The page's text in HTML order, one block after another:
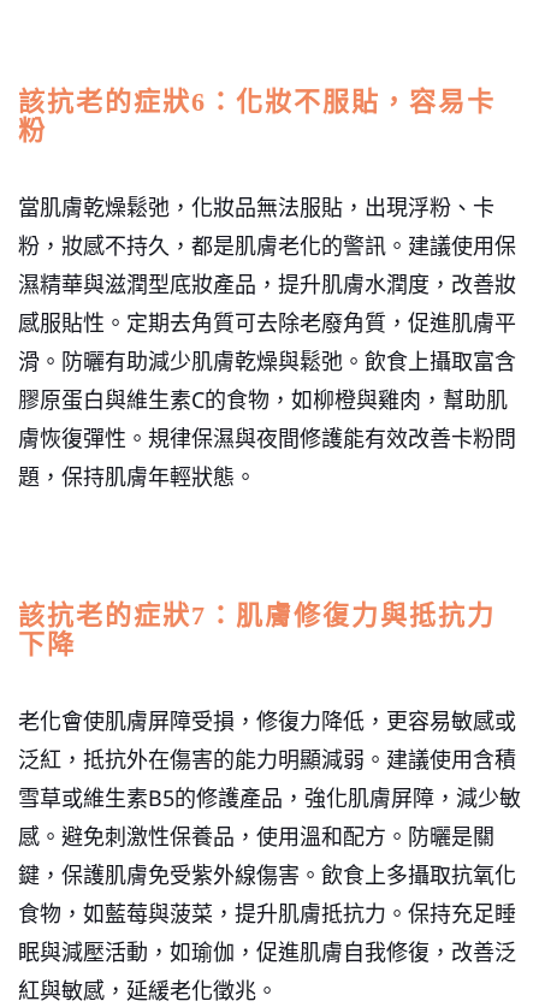
該抗老的症狀6：化妝不服貼，容易卡
粉
當肌膚乾燥鬆弛，化妝品無法服貼，出現浮粉、卡
粉，妝感不持久，都是肌膚老化的警訊。 建議使用保
濕精華與滋潤型底妝產品，提升肌膚水潤度，改善妝
感服貼性。定期去角質可去除老廢角質，促進肌膚平
滑。防曬有助減少肌膚乾燥與鬆弛。飲食上攝取富含
膠原蛋白與維生素C的食物，如柳橙與雞肉，幫助肌
膚恢復彈性。規律保濕與夜間修護能有效改善卡粉問
題，保持肌膚年輕狀態。
該抗老的症狀7：肌膚修復力與抵抗力
下降
老化會使肌膚屏障受損，修復力降低，更容易敏感或
泛紅，抵抗外在傷害的能力明顯減弱。 建議使用含積
雪草或維生素B5的修護產品，強化肌膚屏障，減少敏
感。避免刺激性保養品，使用溫和配方。防曬是關
鍵，保護肌膚免受紫外線傷害。飲食上多攝取抗氧化
食物，如藍莓與菠菜，提升肌膚抵抗力。保持充足睡
眠與減壓活動，如瑜伽，促進肌膚自我修復，改善泛
紅與敏感，延緩老化徵兆。